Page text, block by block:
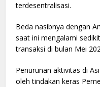
terdesentralisasi.
Beda nasibnya dengan
saat ini mengalami
transaksi di bulan Mei
Penurunan aktivitas di
oleh tindakan keras